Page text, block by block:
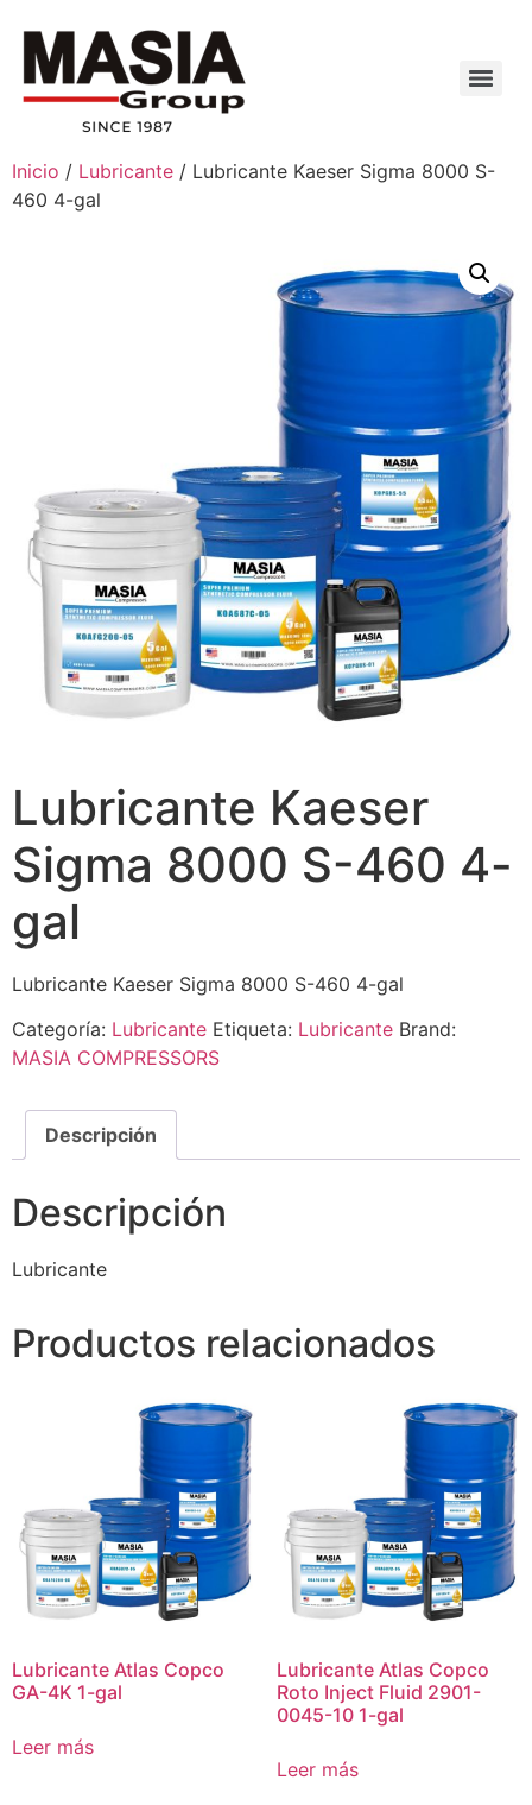
Inicio / Lubricante / Lubricante Kaeser Sigma 8000 S-
460 4-gal
Lubricante Kaeser
Sigma 8000 S-460 4-
gal
Lubricante Kaeser Sigma 8000 S-460 4-gal
Categoría: Lubricante Etiqueta: Lubricante Brand:
MASIA COMPRESSORS
Descripción
Descripción
Lubricante
Productos relacionados
Lubricante Atlas Copco
GA-4K 1-gal
Leer más
Lubricante Atlas Copco
Roto Inject Fluid 2901-
0045-10 1-gal
Leer más